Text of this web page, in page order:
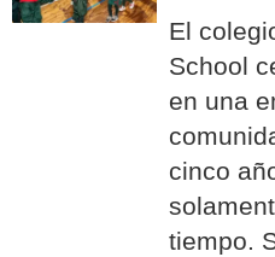
El
School
en una
cinco
tiempo.